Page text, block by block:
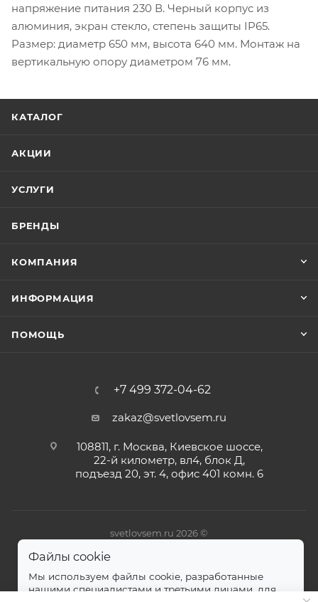
напряжение питания 230 В. Черный корпус из
алюминия, экран стекло, степень защиты IP65.
Размер: диаметр 650 мм, высота 640 мм. Монтаж на
вертикальную опору диаметром 76 мм.
КАТАЛОГ
АКЦИИ
УСЛУГИ
БРЕНДЫ
КОМПАНИЯ
ИНФОРМАЦИЯ
ПОМОЩЬ
+7 499 372-04-62
zakaz@svetlovsem.ru
108811, г. Москва, Киевское шоссе,
22-й километр, вл4, блок Д,
подъезд 20, эт. 4, офис 401 комн. 6
svetlovsem.ru 2026 ©
Файлы cookie
Мы используем файлы cookie, разработанные
нашими специалистами и третьими лицами, для